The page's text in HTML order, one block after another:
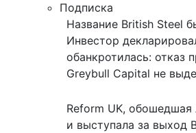
Подписка
Название British Steel
Инвестор
обанкротилась: отказ
Greybull Capital не
Reform UK, обошедшая
и выступала за выход